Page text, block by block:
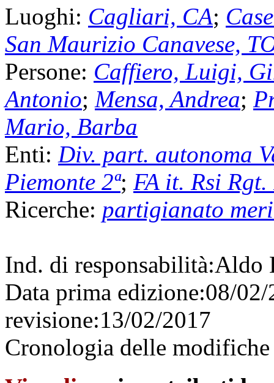
Luoghi: Cagliari, CA;
San Maurizio Canavese,
Persone: Caffiero, Luigi,
Antonio; Mensa, Andrea;
Mario, Barba
Enti: Div. part. autonoma
Piemonte 2ª; FA it. Rsi
Ricerche: partigianato
Ind. di responsabilità:Aldo
Data prima edizione:08/
revisione:13/02/2017
Cronologia delle